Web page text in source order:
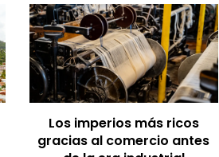
Los imperios más ricos
gracias al comercio antes